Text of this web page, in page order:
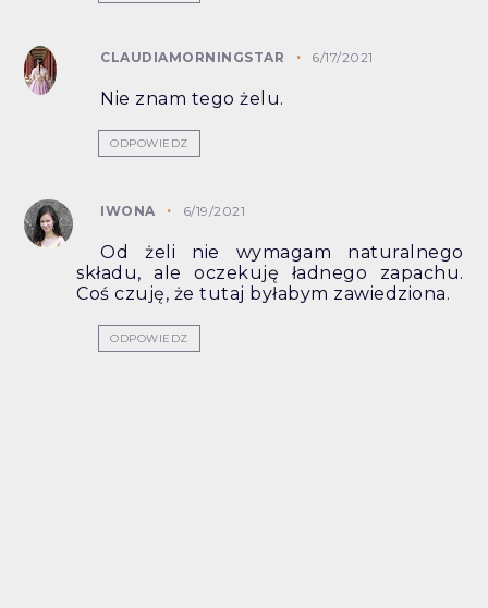
CLAUDIAMORNINGSTAR 6/17/2021
Nie znam tego żelu.
ODPOWIEDZ
IWONA 6/19/2021
Od żeli nie wymagam naturalnego
składu, ale oczekuję ładnego zapachu.
Coś czuję, że tutaj byłabym zawiedziona.
ODPOWIEDZ